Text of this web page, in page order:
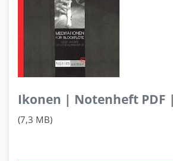
Ikonen | Notenheft PDF
(7,3 MB)